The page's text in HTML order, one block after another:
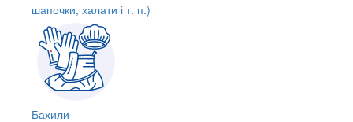
шапочки, халати і т. п.)
Бахили